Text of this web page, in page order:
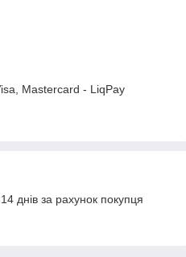
Mastercard - LiqPay
днів за рахунок покупця